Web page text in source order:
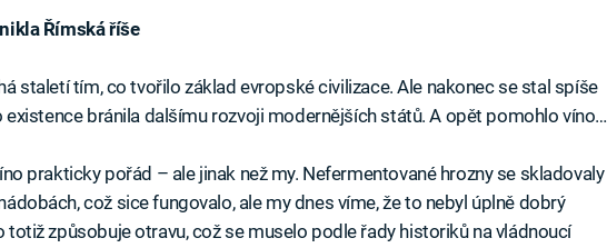
Římská říše
staletí tím, co tvořilo základ evropské civilizace. Ale nakonec se stal spíše
existence bránila dalšímu rozvoji modernějších států. A opět pomohlo víno…
prakticky pořád – ale jinak než my. Nefermentované hrozny se skladovaly
což sice fungovalo, ale my dnes víme, že to nebyl úplně dobrý
totiž způsobuje otravu, což se muselo podle řady historiků na vládnoucí